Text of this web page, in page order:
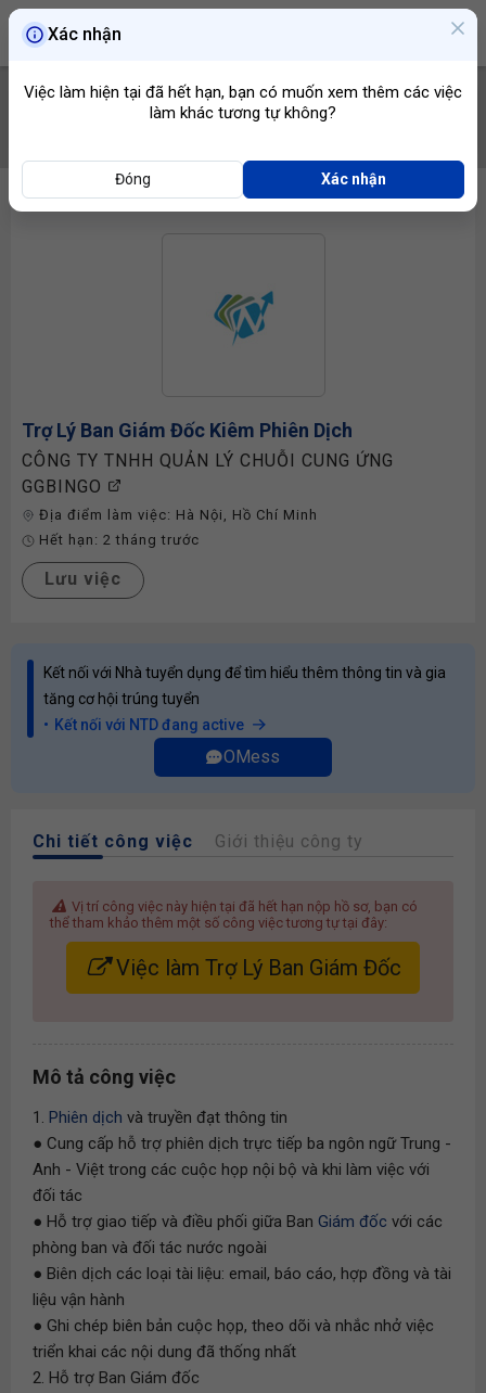
Trợ Lý Ban Giám Đốc Kiêm Phiên Dịch
CÔNG TY TNHH QUẢN LÝ CHUỖI CUNG ỨNG
GGBINGO
Địa điểm làm việc: Hà Nội , Hồ Chí Minh
Hết hạn: 2 tháng trước
Lưu việc
Kết nối với Nhà tuyển dụng để tìm hiểu thêm thông tin và gia
tăng cơ hội trúng tuyển
Kết nối với NTD đang active
OMess
Chi tiết công việc Giới thiệu công ty
Vị trí công việc này hiện tại đã hết hạn nộp hồ sơ, bạn có
thể tham khảo thêm một số công việc tương tự tại đây:
Việc làm Trợ Lý Ban Giám Đốc
Mô tả công việc
1. Phiên dịch và truyền đạt thông tin
● Cung cấp hỗ trợ phiên dịch trực tiếp ba ngôn ngữ Trung -
Anh - Việt trong các cuộc họp nội bộ và khi làm việc với
đối tác
● Hỗ trợ giao tiếp và điều phối giữa Ban Giám đốc với các
phòng ban và đối tác nước ngoài
● Biên dịch các loại tài liệu: email, báo cáo, hợp đồng và tài
liệu vận hành
● Ghi chép biên bản cuộc họp, theo dõi và nhắc nhở việc
triển khai các nội dung đã thống nhất
2. Hỗ trợ Ban Giám đốc
Xác nhận
Việc làm hiện tại đã hết hạn, bạn có muốn xem thêm các việc
làm khác tương tự không?
Đóng Xác nhận